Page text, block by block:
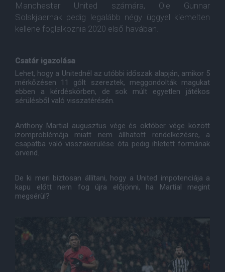
Manchester United számára, Ole Gunnar
Solskjaernak pedig legalább négy üggyel kiemelten
kellene foglalkoznia 2020 első havában.
Csatár igazolása
Lehet, hogy a Unitednél az utóbbi időszak alapján, amikor 5
mérkőzésen 11 gólt szereztek, meggondolták magukat
ebben a kérdéskörben, de sok múlt egyetlen játékos
sérülésből való visszatérésén.
Anthony Martial augusztus vége és október vége között
izomproblémája miatt nem állhatott rendelkezésre, a
csapatba való visszakerülése óta pedig ihletett formának
örvend.
De ki meri biztosan állítani, hogy a United impotenciája a
kapu előtt nem fog újra előjönni, ha Martial megint
megsérül?